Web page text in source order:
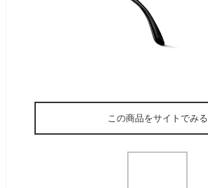
この商品をサイトでみる